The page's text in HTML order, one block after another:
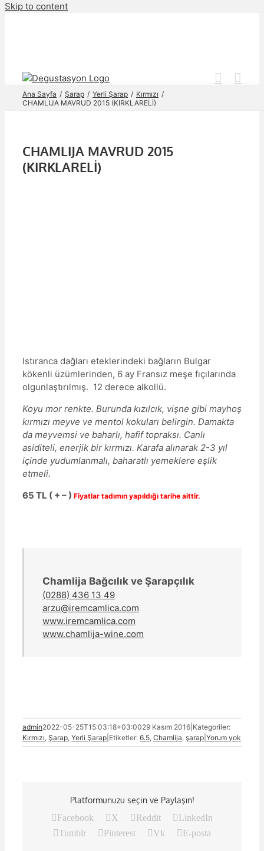
Skip to content
Ana Sayfa Şarap Yerli Şarap
Kırmızı
CHAMLIJA MAVRUD 2015 (KIRKLARELİ)
CHAMLIJA MAVRUD 2015
(KIRKLARELİ)
Istıranca dağları eteklerindeki bağların Bulgar
kökenli üzümlerinden, 6 ay Fransız meşe fıçılarında
olgunlaştırılmış. 12 derece alkollü.
Koyu mor renkte. Burunda kızılcık, vişne gibi mayhoş
kırmızı meyve ve mentol kokuları belirgin. Damakta
da meyvemsi ve baharlı, hafif topraksı. Canlı
asiditeli, enerjik bir kırmızı. Karafa alınarak 2-3 yıl
içinde yudumlanmalı, baharatlı yemeklere eşlik
etmeli.
65 TL ( + – ) Fiyatlar tadımın yapıldığı tarihe aittir.
Chamlija Bağcılık ve Şarapçılık
(0288) 436 13 49
arzu@iremcamlica.com
www.iremcamlica.com
www.chamlija-wine.com
admin2022-05-25T15:03:18+03:0029 Kasım 2016 Kategoriler:
Kırmızı, Şarap, Yerli Şarap Etiketler: 6.5, Chamlija, şarap Yorum yok
Platformunuzu seçin ve Paylaşın!
Facebook
X Reddit
LinkedIn
Tumblr
Pinterest Vk E-posta